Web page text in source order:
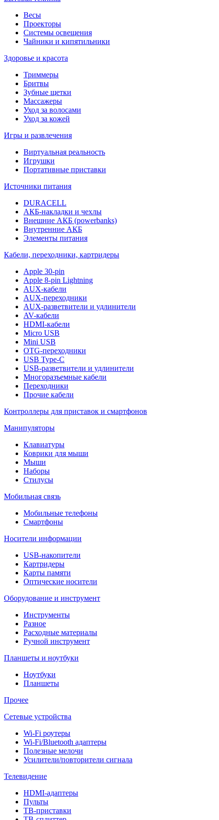
Весы
Проекторы
Системы освещения
Чайники и кипятильники
Здоровье и красота
Триммеры
Бритвы
Зубные щетки
Массажеры
Уход за волосами
Уход за кожей
Игры и развлечения
Виртуальная реальность
Игрушки
Портативные приставки
Источники питания
DURACELL
АКБ-накладки и чехлы
Внешние АКБ (powerbanks)
Внутренние АКБ
Элементы питания
Кабели, переходники, картридеры
Apple 30-pin
Apple 8-pin Lightning
AUX-кабели
AUX-переходники
AUX-разветвители и удлинители
AV-кабели
HDMI-кабели
Micro USB
Mini USB
OTG-переходники
USB Type-C
USB-разветвители и удлинители
Многоразъемные кабели
Переходники
Прочие кабели
Контроллеры для приставок и смартфонов
Манипуляторы
Клавиатуры
Коврики для мыши
Мыши
Наборы
Стилусы
Мобильная связь
Мобильные телефоны
Смартфоны
Носители информации
USB-накопители
Картридеры
Карты памяти
Оптические носители
Оборудование и инструмент
Инструменты
Разное
Расходные материалы
Ручной инструмент
Планшеты и ноутбуки
Ноутбуки
Планшеты
Прочее
Сетевые устройства
Wi-Fi роутеры
Wi-Fi/Bluetooth адаптеры
Полезные мелочи
Усилители/повторители сигнала
Телевидение
HDMI-адаптеры
Пульты
ТВ-приставки